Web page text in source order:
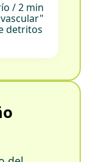
/ 2 min
detritos